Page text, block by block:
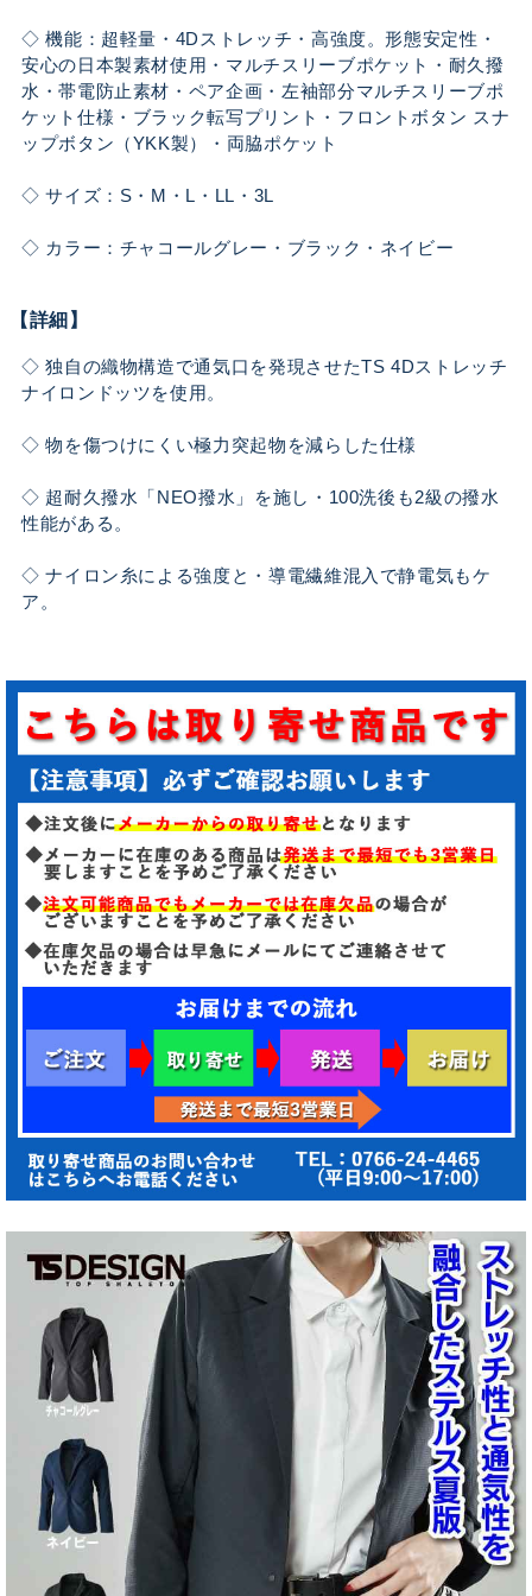
◇ 機能：超軽量・4Dストレッチ・高強度。形態安定性・
安心の日本製素材使用・マルチスリーブポケット・耐久撥
水・帯電防止素材・ペア企画・左袖部分マルチスリーブポ
ケット仕様・ブラック転写プリント・フロントボタン スナ
ップボタン（YKK製）・両脇ポケット
◇ サイズ：S・M・L・LL・3L
◇ カラー：チャコールグレー・ブラック・ネイビー
【詳細】
◇ 独自の織物構造で通気口を発現させたTS 4Dストレッチ
ナイロンドッツを使用。
◇ 物を傷つけにくい極力突起物を減らした仕様
◇ 超耐久撥水「NEO撥水」を施し・100洗後も2級の撥水
性能がある。
◇ ナイロン糸による強度と・導電繊維混入で静電気もケ
ア。